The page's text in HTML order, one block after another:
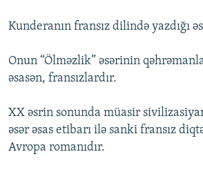
Kunderanın fransız dilində yazdığı
Onun “Ölməzlik” əsərinin
əsasən, fransızlardır.
XX əsrin sonunda müasir
əsər əsas etibarı ilə sanki fransız
Avropa romanıdır.